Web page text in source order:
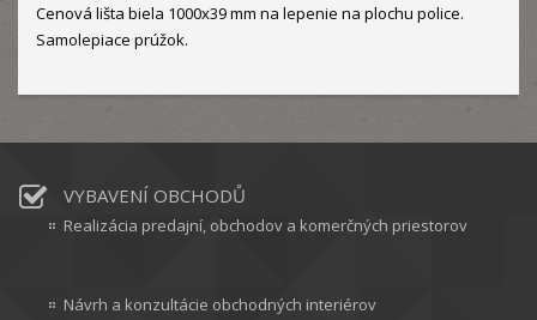
Cenová lišta biela 1000x39 mm na lepenie na plochu police.
Samolepiace prúžok.
VYBAVENÍ OBCHODŮ
Realizácia predajní, obchodov a komerčných priestorov
Návrh a konzultácie obchodných interiérov